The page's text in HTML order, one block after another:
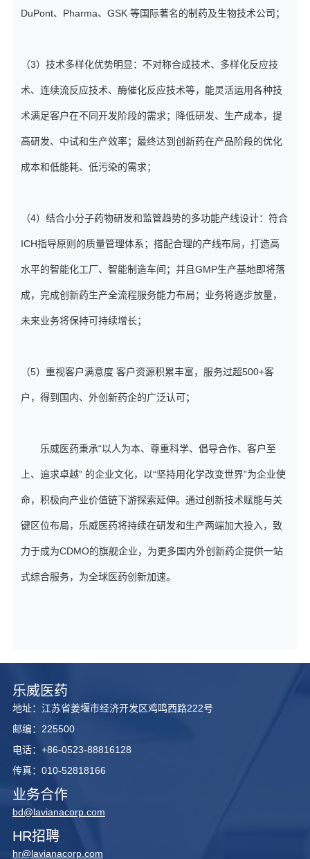
DuPont、Pharma、GSK 等国际著名的制药及生物技术公司；
（3）技术多样化优势明显：不对称合成技术、多样化反应技
术、连续流反应技术、酶催化反应技术等，能灵活运用各种技
术满足客户在不同开发阶段的需求；降低研发、生产成本，提
高研发、中试和生产效率；最终达到创新药在产品阶段的优化
成本和低能耗、低污染的需求；
（4）结合小分子药物研发和监管趋势的多功能产线设计：符合
ICH指导原则的质量管理体系；搭配合理的产线布局，打造高
水平的智能化工厂、智能制造车间；并且GMP生产基地即将落
成，完成创新药生产全流程服务能力布局；业务将逐步放量，
未来业务将保持可持续增长；
（5）重视客户满意度 客户资源积累丰富，服务过超500+客
户，得到国内、外创新药企的广泛认可；
乐威医药秉承“以人为本、尊重科学、倡导合作、客户至
上、追求卓越” 的企业文化，以“坚持用化学改变世界”为企业使
命，积极向产业价值链下游探索延伸。通过创新技术赋能与关
键区位布局，乐威医药将持续在研发和生产两端加大投入，致
力于成为CDMO的旗舰企业，为更多国内外创新药企提供一站
式综合服务，为全球医药创新加速。
乐威医药
地址：江苏省姜堰市经济开发区鸡鸣西路222号
邮编：225500
电话：+86-0523-88816128
传真：010-52818166
业务合作
bd@lavianacorp.com
HR招聘
hr@lavianacorp.com